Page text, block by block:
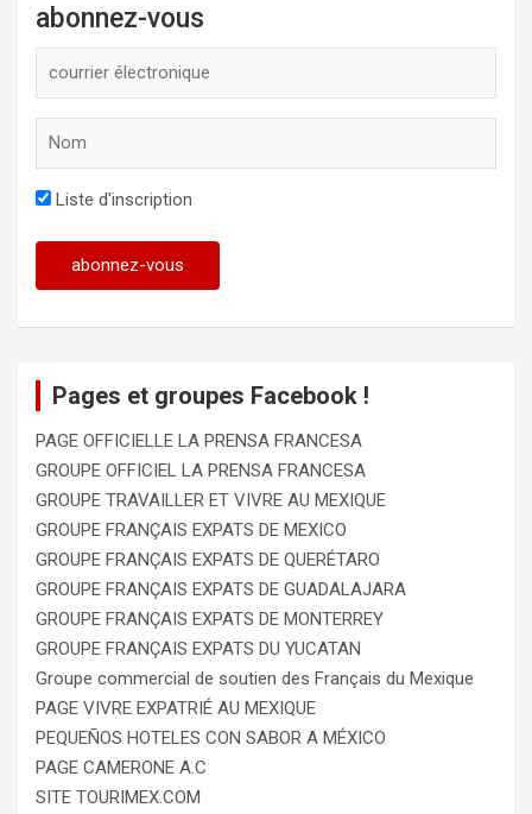
abonnez-vous
Liste d'inscription
Pages et groupes Facebook !
PAGE OFFICIELLE LA PRENSA FRANCESA
GROUPE OFFICIEL LA PRENSA FRANCESA
GROUPE TRAVAILLER ET VIVRE AU MEXIQUE
GROUPE FRANÇAIS EXPATS DE MEXICO
GROUPE FRANÇAIS EXPATS DE QUERÉTARO
GROUPE FRANÇAIS EXPATS DE GUADALAJARA
GROUPE FRANÇAIS EXPATS DE MONTERREY
GROUPE FRANÇAIS EXPATS DU YUCATAN
Groupe commercial de soutien des Français du Mexique
PAGE VIVRE EXPATRIÉ AU MEXIQUE
PEQUEÑOS HOTELES CON SABOR A MÉXICO
PAGE CAMERONE A.C
SITE TOURIMEX.COM